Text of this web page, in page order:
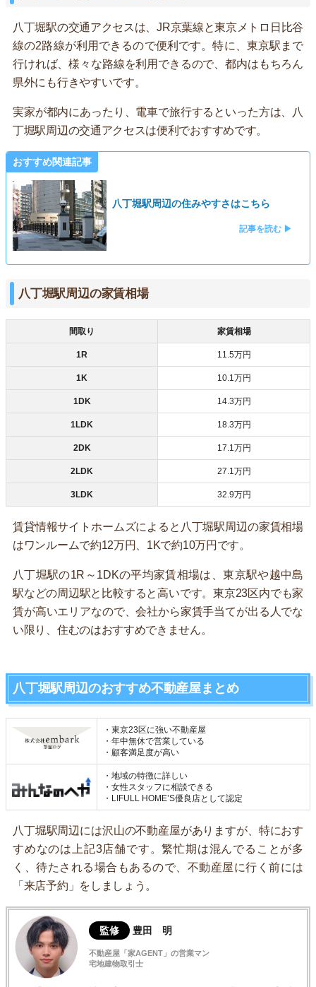
八丁堀駅の交通アクセスは、JR京葉線と東京メトロ日比谷
線の2路線が利用できるので便利です。特に、東京駅まで
行ければ、様々な路線を利用できるので、都内はもちろん
県外にも行きやすいです。
実家が都内にあったり、電車で旅行するといった方は、八
丁堀駅周辺の交通アクセスは便利でおすすめです。
おすすめ関連記事
八丁堀駅周辺の住みやすさはこちら
記事を読む ▶
八丁堀駅周辺の家賃相場
間取り 家賃相場
1R 11.5万円
1K 10.1万円
1DK 14.3万円
1LDK 18.3万円
2DK 17.1万円
2LDK 27.1万円
3LDK 32.9万円
賃貸情報サイトホームズによると八丁堀駅周辺の家賃相場
はワンルームで約12万円、1Kで約10万円です。
八丁堀駅の1R～1DKの平均家賃相場は、東京駅や越中島
駅などの周辺駅と比較すると高いです。東京23区内でも家
賃が高いエリアなので、会社から家賃手当てが出る人でな
い限り、住むのはおすすめできません。
八丁堀駅周辺のおすすめ不動産屋まとめ
・東京23区に強い不動産屋
・年中無休で営業している
・顧客満足度が高い
・地域の特徴に詳しい
・女性スタッフに相談できる
・LIFULL HOME’S優良店として認定
八丁堀駅周辺には沢山の不動産屋がありますが、特におす
すめなのは上記3店舗です。繁忙期は混んでることが多
く、待たされる場合もあるので、不動産屋に行く前には
「来店予約」をしましょう。
監修 豊田 明
不動産屋「家AGENT」の営業マン
宅地建物取引士